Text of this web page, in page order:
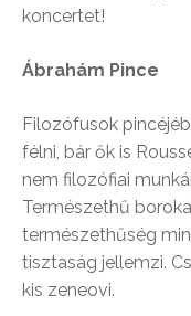
koncertet!
Ábrahám Pince
Filozófusok
félni, bár ők is
nem filozófiai
Természethű
természethűség
tisztaság jellemzi.
kis zeneovi.